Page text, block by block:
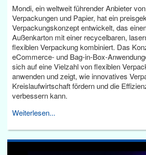
Mondi, ein weltweit führender Anbieter
Verpackungen und Papier, hat ein
Verpackungskonzept entwickelt, das
Außenkarton mit einer recycelbaren,
flexiblen Verpackung kombiniert. Das
eCommerce- und Bag-in-Box-
sich auf eine Vielzahl von flexiblen
anwenden und zeigt, wie innovatives
Kreislaufwirtschaft fördern und die
verbessern kann.
Weiterlesen...